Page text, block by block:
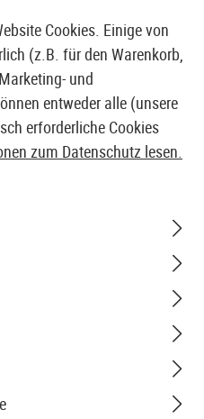
SHOP & GROßHÄNDLER
Cookies. Einige von
(z.B. für den Warenkorb,
und
entweder alle (unsere
erforderliche Cookies
zum Datenschutz lesen.